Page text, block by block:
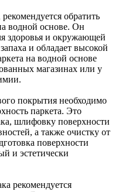
обратить
водной основе. Он
здоровья и окружающей
и обладает высокой
на водной основе
магазинах или у
покрытия необходимо
паркета. Это
шлифовку поверхности
а также очистку от
поверхности
и эстетически
рекомендуется